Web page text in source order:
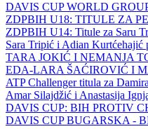
DAVIS CUP WORLD
ZDPBIH U18: TITULE ZA
ZDPBIH U14: Titule za Saru
Sara Tripić i Adian
TARA JOKIĆ I NEMANJA
EDA-LARA ŠAĆIROVIĆ I
ATP Challenger titula za
Amar Silajdžić i Anastasija
DAVIS CUP: BIH PROTIV
DAVIS CUP BUGARSKA -